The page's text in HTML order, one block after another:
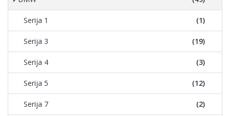
Serija 1 (1)
Serija 3 (19)
Serija 4 (3)
Serija 5 (12)
Serija 7 (2)